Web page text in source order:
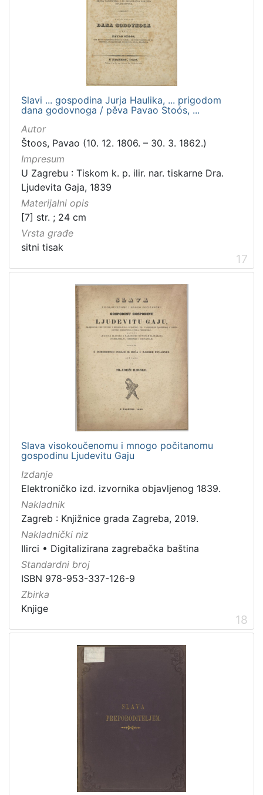
Slavi ... gospodina Jurja Haulika, ... prigodom
dana godovnoga / pěva Pavao Stoós, ...
Autor
Štoos, Pavao (10. 12. 1806. – 30. 3. 1862.)
Impresum
U Zagrebu : Tiskom k. p. ilir. nar. tiskarne Dra.
Ljudevita Gaja, 1839
Materijalni opis
[7] str. ; 24 cm
Vrsta građe
sitni tisak
17
Slava visokoučenomu i mnogo počitanomu
gospodinu Ljudevitu Gaju
Izdanje
Elektroničko izd. izvornika objavljenog 1839.
Nakladnik
Zagreb : Knjižnice grada Zagreba, 2019.
Nakladnički niz
Ilirci • Digitalizirana zagrebačka baština
Standardni broj
ISBN 978-953-337-126-9
Zbirka
Knjige
18